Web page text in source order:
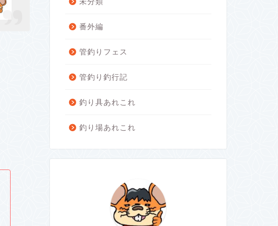
番外編
管釣りフェス
管釣り釣行記
釣り具あれこれ
釣り場あれこれ